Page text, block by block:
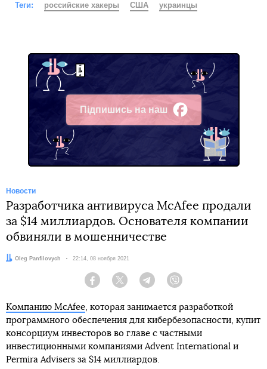
Теги: российские хакеры США украинцы
Підпишись на наш
Facebook
Новости
Разработчика антивируса McAfee продали
за $14 миллиардов. Основателя компании
обвиняли в мошенничестве
Автор:
Oleg Panfilovych Дата:
22:14, 08 ноября 2021
Facebook Twitter Telegram
Компанию McAfee, которая занимается разработкой
программного обеспечения для кибербезопасности, купит
консорциум инвесторов во главе с частными
инвестиционными компаниями Advent International и
Permira Advisers за $14 миллиардов.